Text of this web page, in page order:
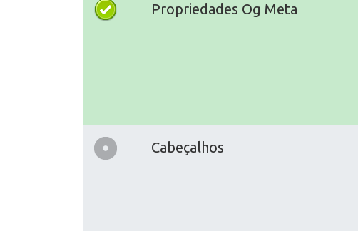
Propriedades Og Meta
Cabeçalhos